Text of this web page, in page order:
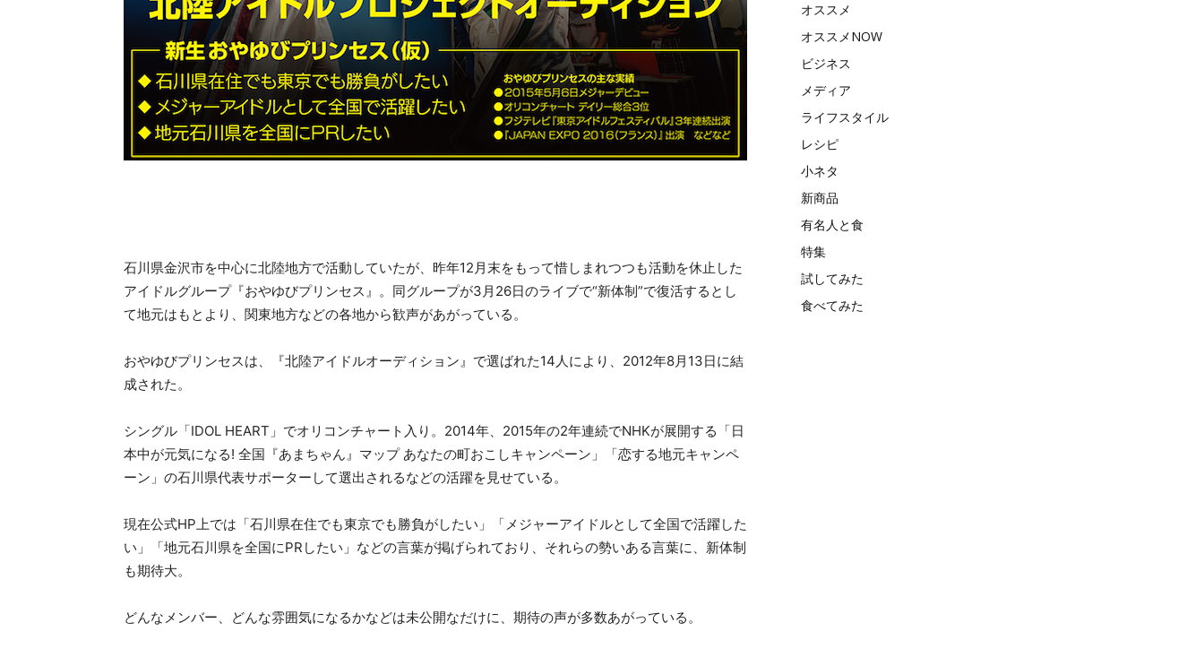
石川県金沢市を中心に北陸地方で活動していたが、昨年12月末をもって惜しまれつつも活動を休止した
アイドルグループ『おやゆびプリンセス』。同グループが3月26日のライブで“新体制”で復活するとし
て地元はもとより、関東地方などの各地から歓声があがっている。
おやゆびプリンセスは、『北陸アイドルオーディション』で選ばれた14人により、2012年8月13日に結
成された。
シングル「IDOL HEART」でオリコンチャート入り。2014年、2015年の2年連続でNHKが展開する「日
本中が元気になる! 全国『あまちゃん』マップ あなたの町おこしキャンペーン」「恋する地元キャンペ
ーン」の石川県代表サポーターして選出されるなどの活躍を見せている。
現在公式HP上では「石川県在住でも東京でも勝負がしたい」「メジャーアイドルとして全国で活躍した
い」「地元石川県を全国にPRしたい」などの言葉が掲げられており、それらの勢いある言葉に、新体制
も期待大。
どんなメンバー、どんな雰囲気になるかなどは未公開なだけに、期待の声が多数あがっている。
オススメ
オススメNOW
ビジネス
メディア
ライフスタイル
レシピ
小ネタ
新商品
有名人と食
特集
試してみた
食べてみた